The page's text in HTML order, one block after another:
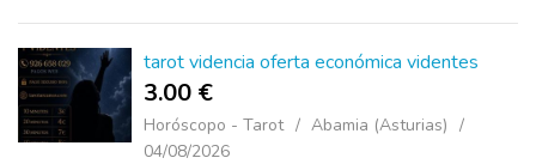
tarot videncia oferta económica videntes
3.00 €
Horóscopo - Tarot
Abamia (Asturias)
04/08/2026